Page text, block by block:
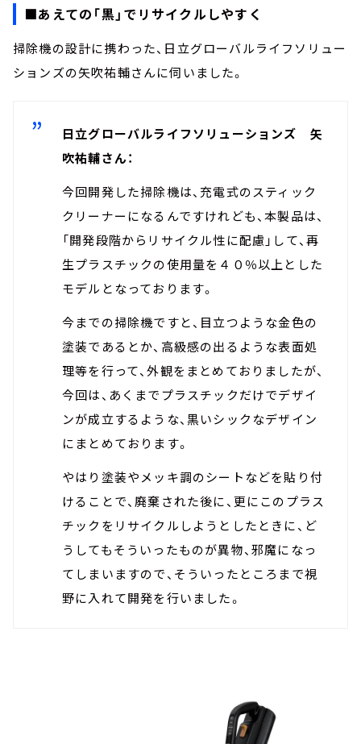
■あえての「黒」でリサイクルしやすく
掃除機の設計に携わった、日立グローバルライフソリュー
ションズの矢吹祐輔さんに伺いました。
日立グローバルライフソリューションズ 矢
吹祐輔さん：
今回開発した掃除機は、充電式のスティック
クリーナーになるんですけれども、本製品は、
「開発段階からリサイクル性に配慮」して、再
生プラスチックの使用量を４０％以上とした
モデルとなっております。
今までの掃除機ですと、目立つような金色の
塗装であるとか、高級感の出るような表面処
理等を行って、外観をまとめておりましたが、
今回は、あくまでプラスチックだけでデザイ
ンが成立するような、黒いシックなデザイン
にまとめております。
やはり塗装やメッキ調のシートなどを貼り付
けることで、廃棄された後に、更にこのプラス
チックをリサイクルしようとしたときに、ど
うしてもそういったものが異物、邪魔になっ
てしまいますので、そういったところまで視
野に入れて開発を行いました。